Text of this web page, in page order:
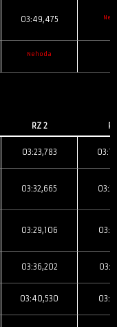
03:49,475
Nehoda
RZ 2
03:23,783
03:32,665
03:29,106
03:36,202
03:40,530